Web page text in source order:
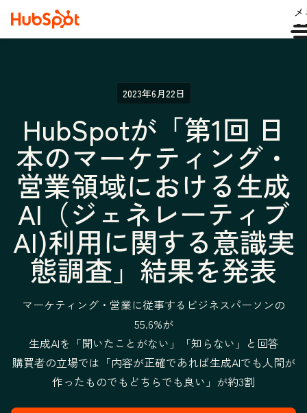
2023年6月22日
HubSpotが「第1回 日
本のマーケティング・
営業領域における生成
AI（ジェネレーティブ
AI)利用に関する意識実
態調査」結果を発表
マーケティング・営業に従事するビジネスパーソンの
55.6%が
生成AIを「聞いたことがない」「知らない」と回答
購買者の立場では「内容が正確であれば生成AIでも人間が
作ったものでもどちらでも良い」が約3割